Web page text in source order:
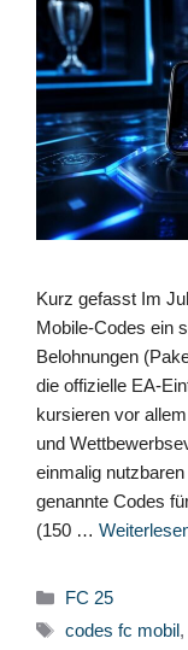
Kurz gefasst Im
Mobile-Codes ein
Belohnungen
die offizielle EA-
kursieren vor
und
einmalig
genannte Codes
(150 …
Kategorien
FC 25
Schlagwörter
codes fc mobil,